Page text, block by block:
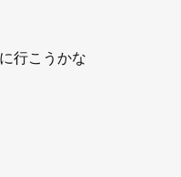
行こうかな